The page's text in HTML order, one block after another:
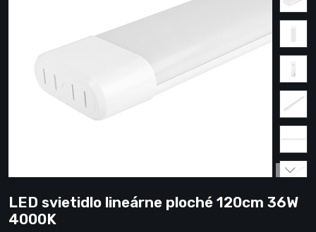
LED svietidlo lineárne ploché 120cm 36W
4000K